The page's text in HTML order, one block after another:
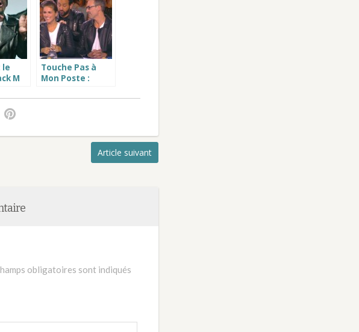
le
M
d
Touche Pas à
Mon Poste :
en blouson en
Article suivant
obligatoires sont indiqués